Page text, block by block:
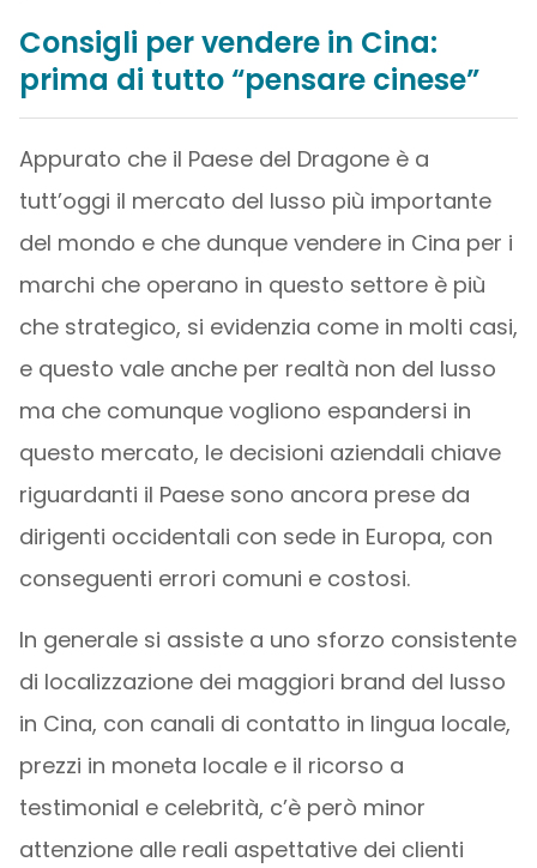
Consigli per vendere in Cina:
prima di tutto “pensare cinese”
Appurato che il Paese del Dragone è a
tutt’oggi il mercato del lusso più importante
del mondo e che dunque vendere in Cina per i
marchi che operano in questo settore è più
che strategico, si evidenzia come in molti casi,
e questo vale anche per realtà non del lusso
ma che comunque vogliono espandersi in
questo mercato, le decisioni aziendali chiave
riguardanti il ​​Paese sono ancora prese da
dirigenti occidentali con sede in Europa, con
conseguenti errori comuni e costosi.
In generale si assiste a uno sforzo consistente
di localizzazione dei maggiori brand del lusso
in Cina, con canali di contatto in lingua locale,
prezzi in moneta locale e il ricorso a
testimonial e celebrità, c’è però minor
attenzione alle reali aspettative dei clienti